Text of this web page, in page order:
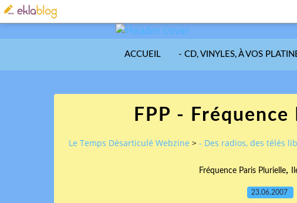
ACCUEIL - CD, VINYLES, À VOS
FPP -
Le Temps Désarticulé Webzine > - Des radios, des télés
Fréquence Paris Plurielle,
23.06.2007